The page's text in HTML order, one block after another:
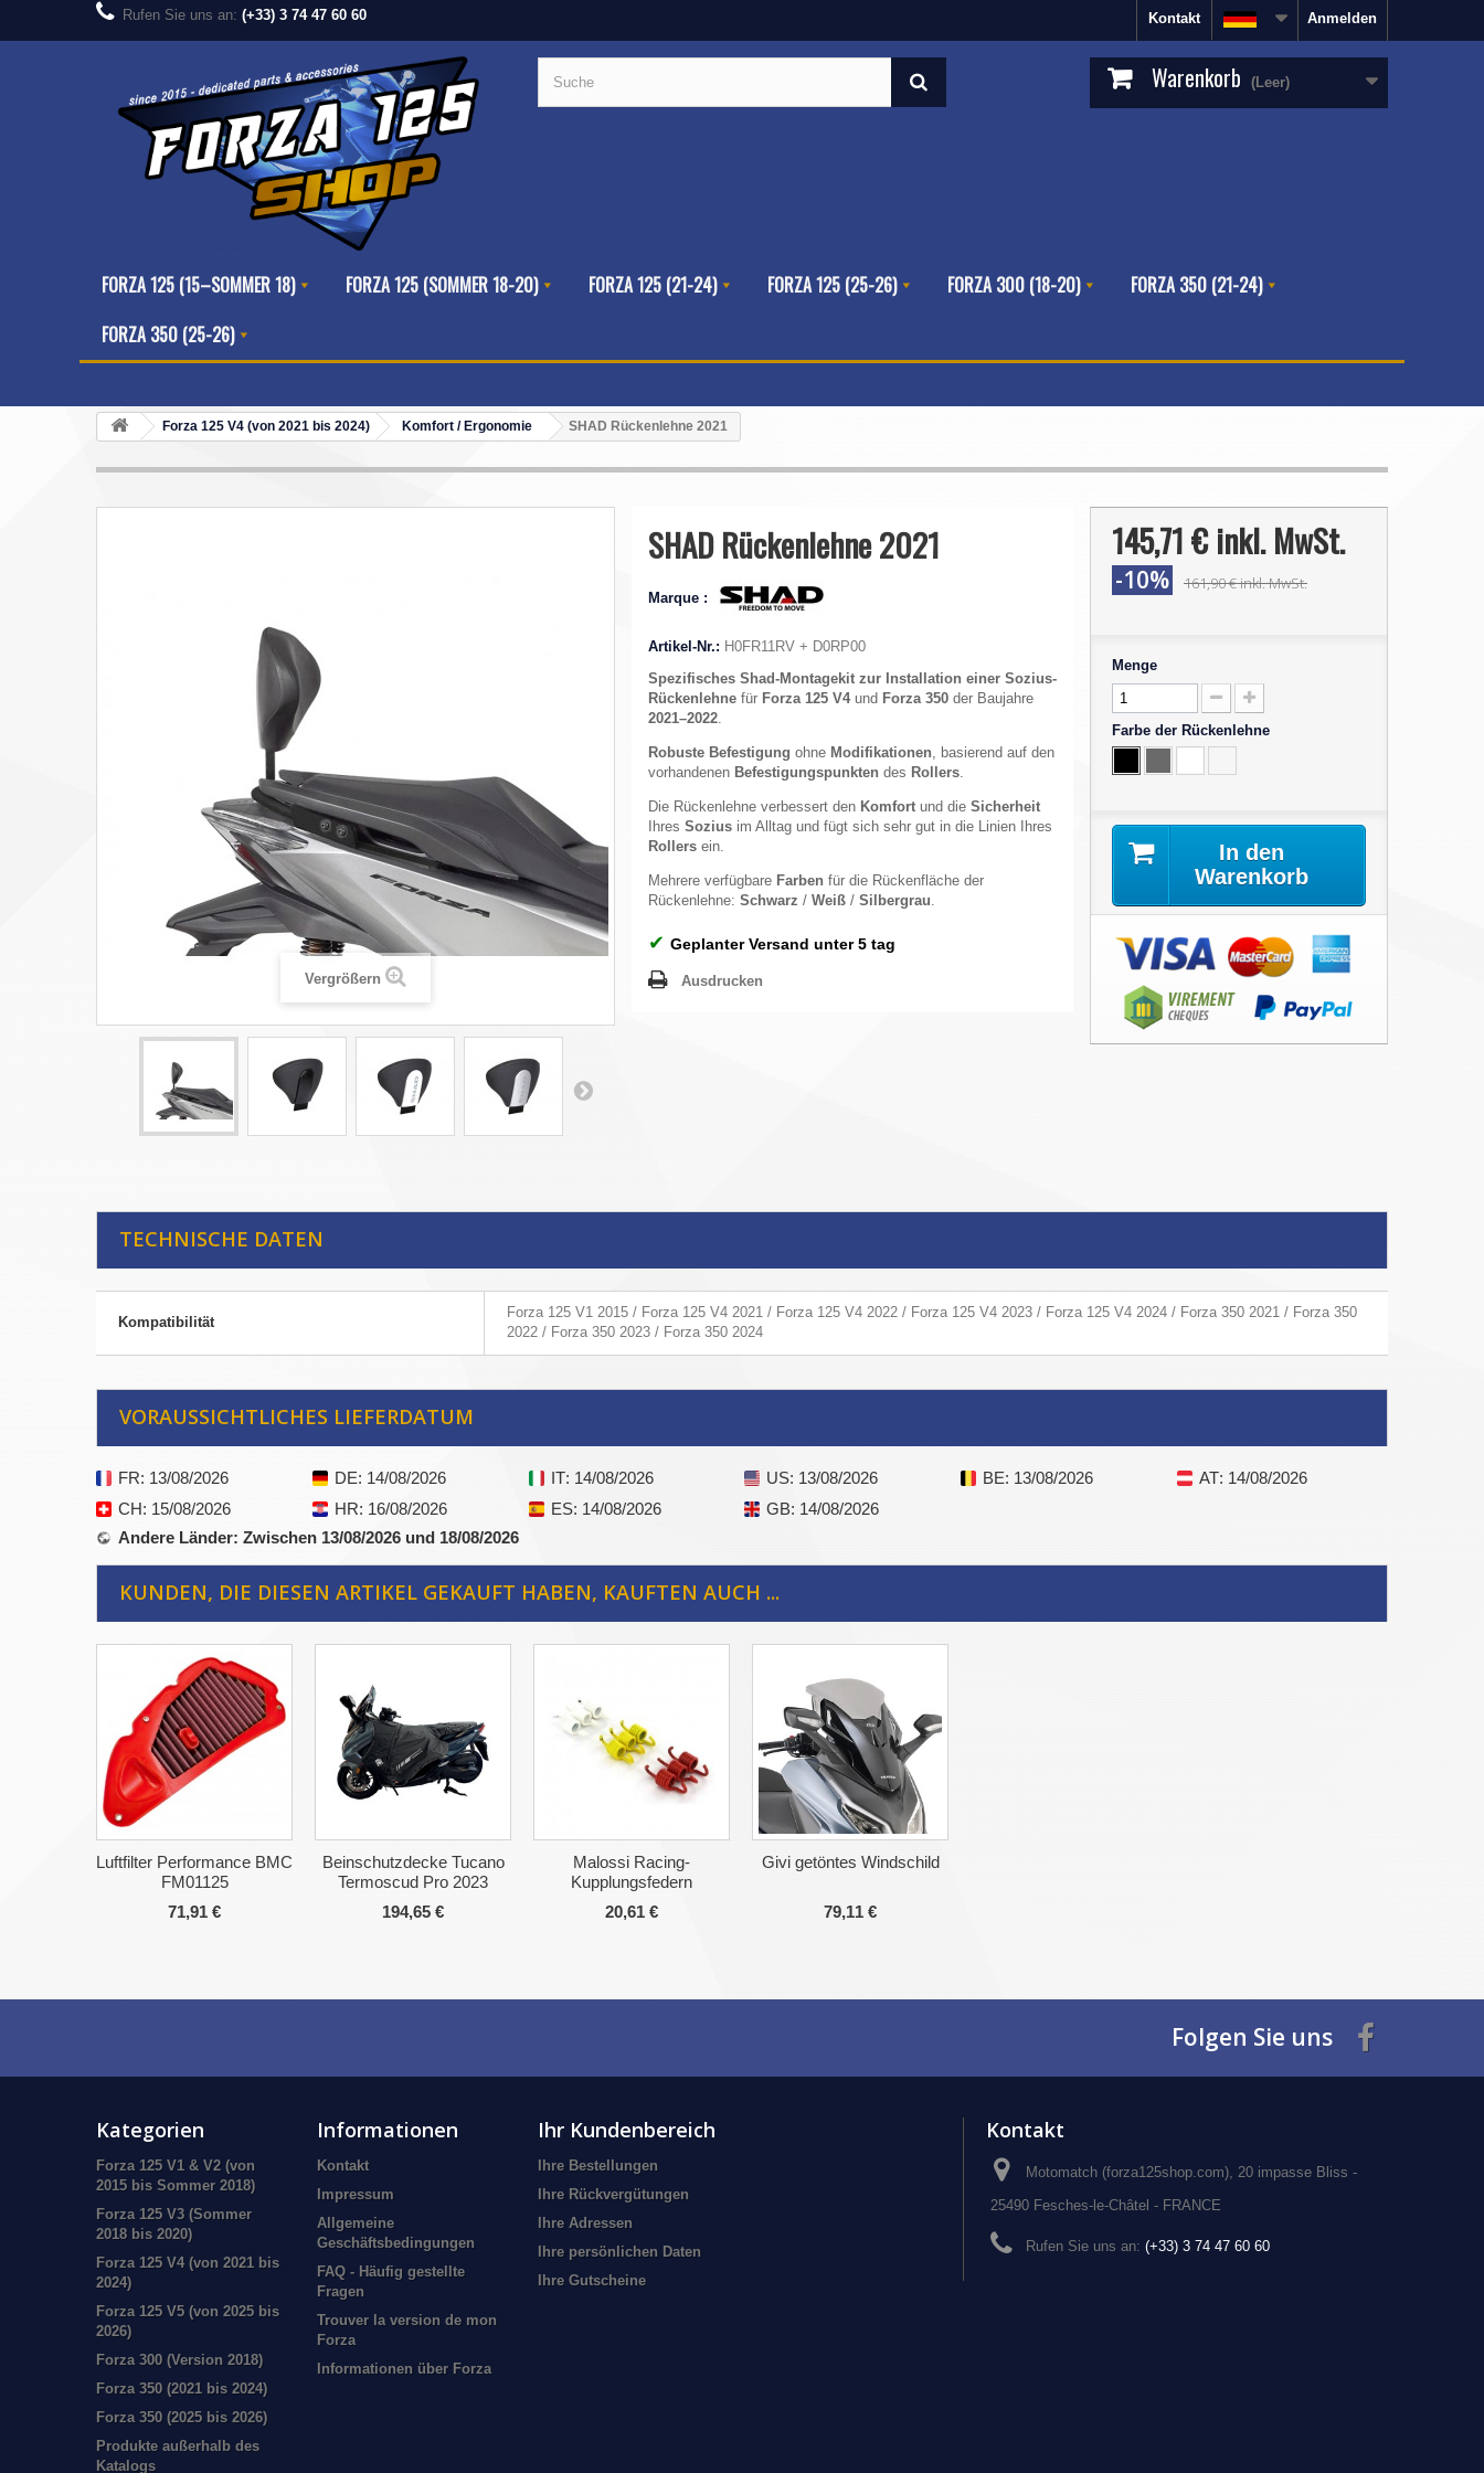
Anmelden
Kontakt
Rufen Sie uns an: (+33) 3 74 47 60 60
Warenkorb (Leer)
FORZA 125 (15–SOMMER 18) FORZA 125 (SOMMER 18-20) FORZA 125 (21-24) FORZA 125 (25-26) FORZA 300 (18-20)
FORZA 350 (21-24)
FORZA 350 (25-26)
Forza 125 V4 (von 2021 bis 2024) Komfort / Ergonomie SHAD Rückenlehne 2021
Vergrößern
SHAD Rückenlehne 2021
Marque :
Artikel-Nr.: H0FR11RV + D0RP00
Spezifisches Shad-Montagekit zur Installation einer Sozius-
Rückenlehne für Forza 125 V4und Forza 350 der Baujahre
2021–2022.
Robuste Befestigung ohne Modifikationen, basierend auf den
vorhandenen Befestigungspunkten des Rollers.
Die Rückenlehne verbessert den Komfort und die Sicherheit
Ihres Sozius im Alltag und fügt sich sehr gut in die Linien Ihres
Rollers ein.
Mehrere verfügbare Farben für die Rückenfläche der
Rückenlehne: Schwarz / Weiß / Silbergrau.
✔ Geplanter Versand unter 5 tag
Ausdrucken
145,71 €inkl. MwSt.
-10% 161,90 €inkl. MwSt.
Menge
Farbe der Rückenlehne
In den
Warenkorb
TECHNISCHE DATEN
Kompatibilität
Forza 125 V1 2015 / Forza 125 V4 2021 / Forza 125 V4 2022 / Forza 125 V4 2023 / Forza 125 V4 2024 / Forza 350 2021 / Forza 350
2022 / Forza 350 2023 / Forza 350 2024
VORAUSSICHTLICHES LIEFERDATUM
FR: 13/08/2026 DE: 14/08/2026 IT: 14/08/2026 US: 13/08/2026 BE: 13/08/2026 AT: 14/08/2026
CH: 15/08/2026 HR: 16/08/2026 ES: 14/08/2026 GB: 14/08/2026
Andere Länder: Zwischen 13/08/2026 und 18/08/2026
KUNDEN, DIE DIESEN ARTIKEL GEKAUFT HABEN, KAUFTEN AUCH ...
Luftfilter Performance BMC
FM01125
71,91 €
Beinschutzdecke Tucano
Termoscud Pro 2023
194,65 €
Malossi Racing-
Kupplungsfedern
20,61 €
Givi getöntes Windschild
79,11 €
Folgen Sie uns
Kategorien
Forza 125 V1 & V2 (von
2015 bis Sommer 2018)
Forza 125 V3 (Sommer
2018 bis 2020)
Forza 125 V4 (von 2021 bis
2024)
Forza 125 V5 (von 2025 bis
2026)
Forza 300 (Version 2018)
Forza 350 (2021 bis 2024)
Forza 350 (2025 bis 2026)
Produkte außerhalb des
Katalogs
Informationen
Kontakt
Impressum
Allgemeine
Geschäftsbedingungen
FAQ - Häufig gestellte
Fragen
Trouver la version de mon
Forza
Informationen über Forza
Ihr Kundenbereich
Ihre Bestellungen
Ihre Rückvergütungen
Ihre Adressen
Ihre persönlichen Daten
Ihre Gutscheine
Kontakt
Motomatch (forza125shop.com), 20 impasse Bliss -
25490 Fesches-le-Châtel - FRANCE
Rufen Sie uns an: (+33) 3 74 47 60 60